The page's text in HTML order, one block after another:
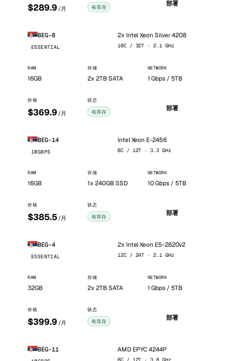
$289.9 /月 有库存 部署
BEG-8
ESSENTIAL
2x Intel Xeon Silver 4208
16C / 32T · 2.1 GHz
RAM
16GB
存储
2x 2TB SATA
NETWORK
1 Gbps / 5TB
价格
$369.9 /月
状态
有库存 部署
BEG-14
10GBPS
Intel Xeon E-2456
6C / 12T · 3.3 GHz
RAM
16GB
存储
1x 240GB SSD
NETWORK
10 Gbps / 5TB
价格
$385.5 /月
状态
有库存 部署
BEG-4
ESSENTIAL
2x Intel Xeon E5-2620v2
12C / 24T · 2.1 GHz
RAM
32GB
存储
2x 2TB SATA
NETWORK
1 Gbps / 5TB
价格
$399.9 /月
状态
有库存 部署
BEG-11 AMD EPYC 4244P